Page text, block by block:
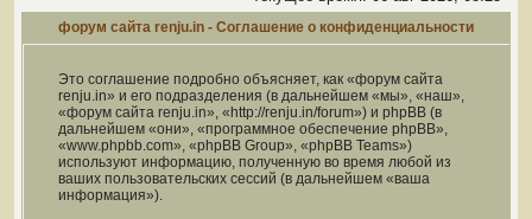
форум сайта renju.in - Соглашение о конфиденциальности
Это соглашение подробно объясняет, как «форум сайта
renju.in» и его подразделения (в дальнейшем «мы», «наш»,
«форум сайта renju.in», «http://renju.in/forum») и phpBB (в
дальнейшем «они», «программное обеспечение phpBB»,
«www.phpbb.com», «phpBB Group», «phpBB Teams»)
используют информацию, полученную во время любой из
ваших пользовательских сессий (в дальнейшем «ваша
информация»).